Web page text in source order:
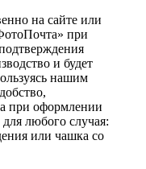
на сайте или
при
и будет
нашим
при оформлении
любого случая:
или чашка со